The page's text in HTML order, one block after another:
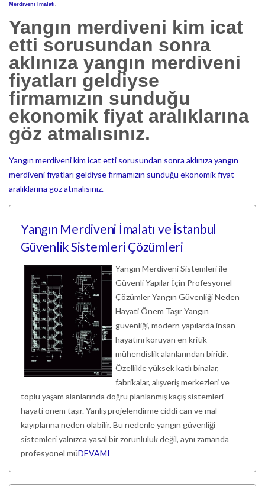
Merdiveni İmalatı
Yangın merdiveni kim icat
etti sorusundan sonra
aklınıza yangın merdiveni
fiyatları geldiyse
firmamızın sunduğu
ekonomik fiyat aralıklarına
göz atmalısınız.
Yangın merdiveni kim icat etti sorusundan sonra aklınıza yangın
merdiveni fiyatları geldiyse firmamızın sunduğu ekonomik fiyat
aralıklarına göz atmalısınız.
Yangın Merdiveni İmalatı ve İstanbul
Güvenlik Sistemleri Çözümleri
Yangın Merdiveni Sistemleri ile
Güvenli Yapılar İçin Profesyonel
Çözümler Yangın Güvenliği Neden
Hayati Önem Taşır Yangın
güvenliği, modern yapılarda insan
hayatını koruyan en kritik
mühendislik alanlarından biridir.
Özellikle yüksek katlı binalar,
fabrikalar, alışveriş merkezleri ve
toplu yaşam alanlarında doğru planlanmış kaçış sistemleri
hayati önem taşır. Yanlış projelendirme ciddi can ve mal
kayıplarına neden olabilir. Bu nedenle yangın güvenliği
sistemleri yalnızca yasal bir zorunluluk değil, aynı zamanda
profesyonel müDEVAMI